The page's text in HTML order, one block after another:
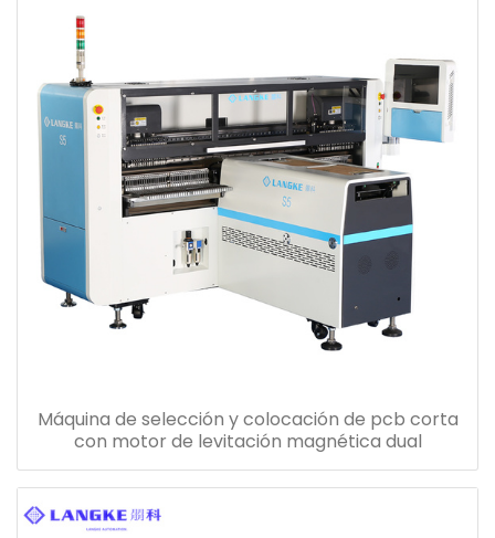
Máquina de selección y colocación de pcb corta
con motor de levitación magnética dual